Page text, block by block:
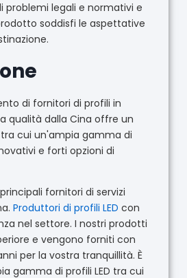
problemi legali e normativi e
soddisfi le aspettative
di fornitori di profili in
qualità dalla Cina offre un
cui un'ampia gamma di
e forti opzioni di
fornitori di servizi
Produttori di profili LED con
nel settore. I nostri prodotti
e vengono forniti con
per la vostra tranquillità. È
gamma di profili LED tra cui